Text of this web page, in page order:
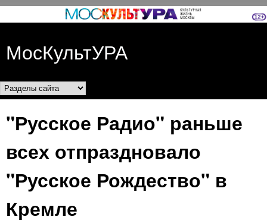
Перейти к основному
МосКультУРА
Разделы сайта
"Русское Радио" раньше
всех отпраздновало
"Русское Рождество" в
Кремле